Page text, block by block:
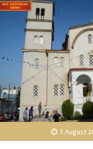
5 August